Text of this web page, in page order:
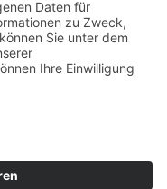
Mehr erfahren